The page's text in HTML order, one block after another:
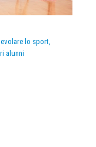
lo sport,
alunni